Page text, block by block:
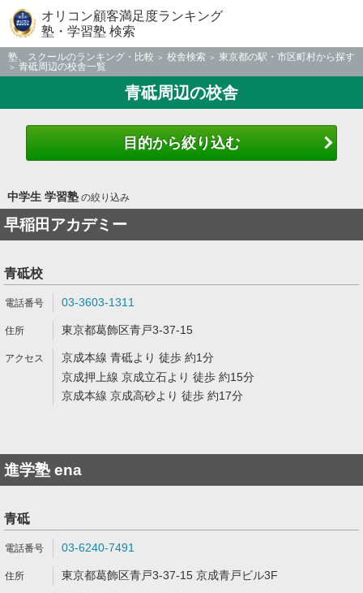
オリコン顧客満足度ランキング
塾・学習塾 検索
塾、スクールのランキング・比較 校舎検索
東京都の駅・市区町村から探す
青砥周辺の校舎一覧
青砥周辺の校舎
目的から絞り込む
中学生 学習塾の絞り込み
早稲田アカデミー
青砥校
03-3603-1311
東京都葛飾区青戸3-37-15
京成本線 青砥より 徒歩 約1分
京成押上線 京成立石より 徒歩 約15分
京成本線 京成高砂より 徒歩 約17分
進学塾 ena
青砥
03-6240-7491
東京都葛飾区青戸3-37-15 京成青戸ビル3F